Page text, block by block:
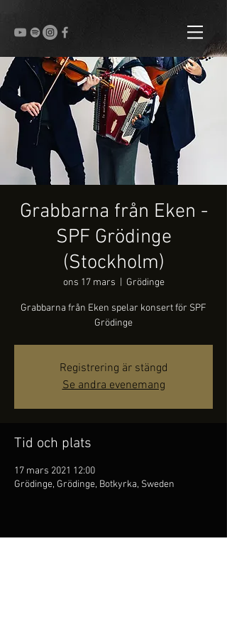
Grabbarna från Eken -
SPF Grödinge
(Stockholm)
ons 17 mars Grödinge
Grabbarna från Eken spelar konsert för SPF
Grödinge
Registrering är stängd
Se andra evenemang
Tid och plats
17 mars 2021 12:00
Grödinge, Grödinge, Botkyrka, Sweden